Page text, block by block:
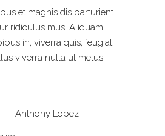
et magnis dis parturient
ridiculus mus. Aliquam
in, viverra quis, feugiat
viverra nulla ut metus
Anthony Lopez